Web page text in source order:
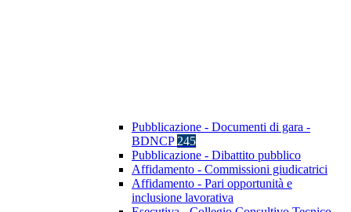
Pubblicazione - Documenti di gara -
BDNCP 245
Pubblicazione - Dibattito pubblico
Affidamento - Commissioni giudicatrici
Affidamento - Pari opportunità e
inclusione lavorativa